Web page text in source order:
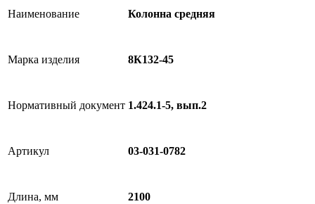
Наименование Колонна средняя
Марка изделия 8К132-45
Нормативный документ 1.424.1-5, вып.2
Артикул 03-031-0782
Длина, мм 2100